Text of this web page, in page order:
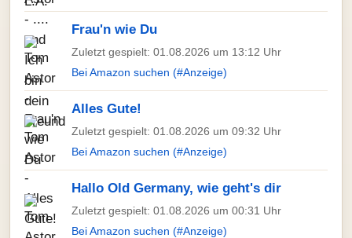
Frau'n wie Du
Zuletzt gespielt: 01.08.2026 um 13:12 Uhr
Bei Amazon suchen (#Anzeige)
Alles Gute!
Zuletzt gespielt: 01.08.2026 um 09:32 Uhr
Bei Amazon suchen (#Anzeige)
Hallo Old Germany, wie geht's dir
Zuletzt gespielt: 01.08.2026 um 00:31 Uhr
Bei Amazon suchen (#Anzeige)